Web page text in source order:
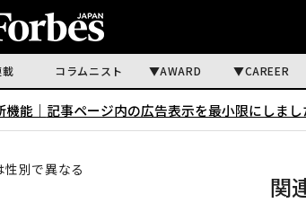
コラムニスト AWARD CAREER
機能｜ 記事ページ内の広告表示を最小限にしまし
別で異なる
関